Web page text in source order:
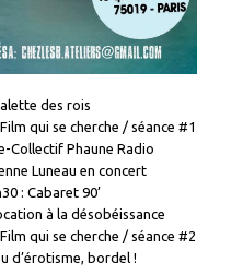
des rois
qui se cherche / séance #1
Collectif Phaune Radio
Luneau en concert
: Cabaret 90’
à la désobéissance
qui se cherche / séance #2
d’érotisme, bordel !